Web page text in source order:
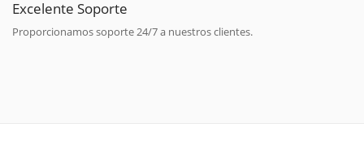
Excelente Soporte
Proporcionamos soporte 24/7 a nuestros clientes.